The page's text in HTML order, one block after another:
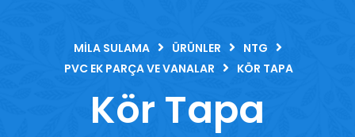
MILA SULAMA ÜRÜNLER
NTG
PVC EK PARÇA VE VANALAR
KÖR TAPA
Kör Tapa